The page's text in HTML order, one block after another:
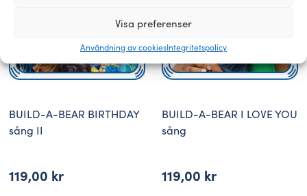
Visa preferenser
Användning av cookiesIntegritetspolicy
BUILD-A-BEAR BIRTHDAY
sång II
119,00 kr
BUILD-A-BEAR I LOVE YOU
sång
119,00 kr